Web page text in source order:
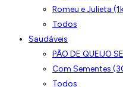
Romeu e Julieta
Todos
Saudáveis
PÃO DE QUEIJO
Com Sementes
Todos